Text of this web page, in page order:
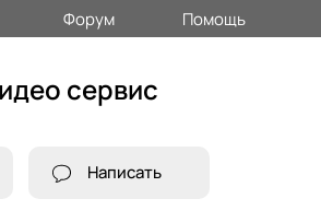
Форум Помощь
сервис
Написать